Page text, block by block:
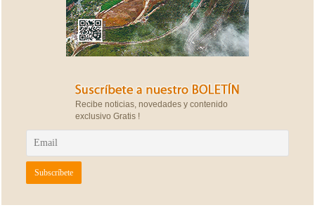
Recibe noticias, novedades y contenido
exclusivo Gratis !